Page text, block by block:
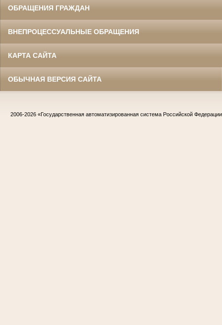
ОБРАЩЕНИЯ ГРАЖДАН
ВНЕПРОЦЕССУАЛЬНЫЕ ОБРАЩЕНИЯ
КАРТА САЙТА
ОБЫЧНАЯ ВЕРСИЯ САЙТА
2006-2026 «Государственная автоматизированная система Российской